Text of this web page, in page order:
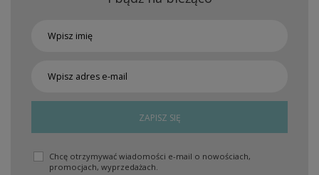
ZAPISZ SIĘ
Chcę otrzymywać wiadomości e-mail o nowościach,
promocjach, wyprzedażach.